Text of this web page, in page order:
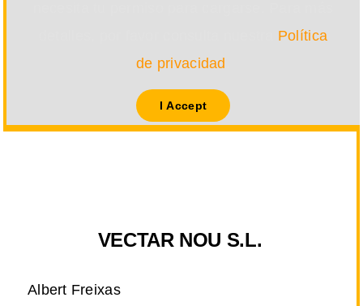
Política
de privacidad
I Accept
VECTAR NOU S.L.
Albert Freixas